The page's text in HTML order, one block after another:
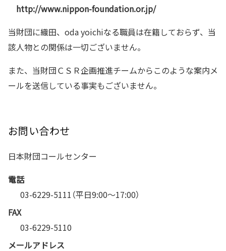
http://www.nippon-foundation.or.jp/
当財団に織田、oda yoichiなる職員は在籍しておらず、当
該人物との関係は一切ございません。
また、当財団ＣＳＲ企画推進チームからこのような案内メ
ールを送信している事実もございません。
お問い合わせ
日本財団コールセンター
電話
03-6229-5111（平日9:00〜17:00）
FAX
03-6229-5110
メールアドレス